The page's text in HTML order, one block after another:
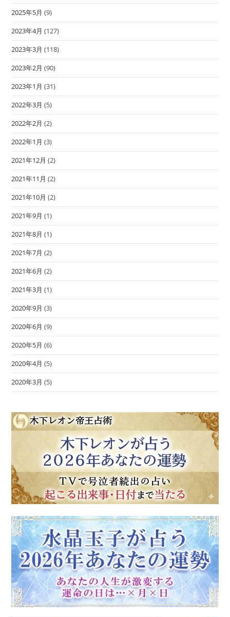
2025年5月 (9)
2023年4月 (127)
2023年3月 (118)
2023年2月 (90)
2023年1月 (31)
2022年3月 (5)
2022年2月 (2)
2022年1月 (3)
2021年12月 (2)
2021年11月 (2)
2021年10月 (2)
2021年9月 (1)
2021年8月 (1)
2021年7月 (2)
2021年6月 (2)
2021年3月 (1)
2020年9月 (3)
2020年6月 (9)
2020年5月 (6)
2020年4月 (5)
2020年3月 (5)